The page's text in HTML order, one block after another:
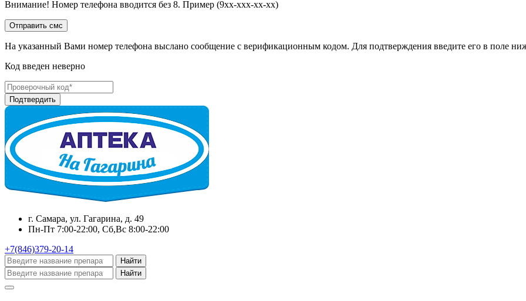
Внимание! Номер телефона вводится без 8. Пример (9хх-ххх-хх-хх)
На указанный Вами номер телефона выслано сообщение с верификационным кодом. Для подтверждения введите его в поле
Код введен неверно
г. Самара, ул. Гагарина, д. 49
Пн-Пт 7:00-22:00, Сб,Вс 8:00-22:00
+7(846)379-20-14
Найти
Найти